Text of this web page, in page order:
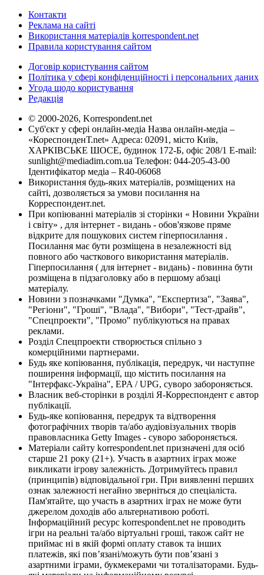
Контакти
Реклама на сайті
Використання матеріалів korrespondent.net
Правила користування сайтом
Договір користування сайтом
Політика у сфері конфіденційності і персональних даних
Угода щодо користування
Редакція
© 2000-2026, Korrespondent.net
Суб'єкт у сфері онлайн-медіа Назва онлайн-медіа –
«КореспонденТ.net» Адреса: 02091, місто Київ,
ХАРКІВСЬКЕ ШОСЕ, будинок 172-Б, офіс 208/1 E-mail:
sunlight@mediadim.com.ua Телефон: 044-205-43-00
Ідентифікатор медіа – R40-06068
Використання будь-яких матеріалів, розміщених на
сайті, дозволяється за умови посилання на
Корреспондент.net.
При копіюванні матеріалів зі сторінки « Новини України
і світу» , для інтернет - видань - обов'язкове пряме
відкрите для пошукових систем гіперпосилання .
Посилання має бути розміщена в незалежності від
повного або часткового використання матеріалів.
Гіперпосилання ( для інтернет - видань) - повинна бути
розміщена в підзаголовку або в першому абзаці
матеріалу.
Новини з позначками "Думка", "Експертиза", "Заява",
"Регіони", "Гроші", "Влада", "Вибори", "Тест-драйв",
"Спецпроекти", "Промо" публікуються на правах
реклами.
Розділ Спецпроекти створюється спільно з
комерційними партнерами.
Будь яке копіювання, публікація, передрук, чи наступне
поширення інформації, що містить посилання на
"Інтерфакс-Україна", EPA / UPG, суворо забороняється.
Власник веб-сторінки в розділі Я-Корреспондент є автор
публікації.
Будь-яке копіювання, передрук та відтворення
фотографічних творів та/або аудіовізуальних творів
правовласника Getty Images - суворо забороняється.
Матеріали сайту korrespondent.net призначені для осіб
старше 21 року (21+). Участь в азартних іграх може
викликати ігрову залежність. Дотримуйтесь правил
(принципів) відповідальної гри. При виявленні перших
ознак залежності негайно зверніться до спеціаліста.
Пам'ятайте, що участь в азартних іграх не може бути
джерелом доходів або альтернативою роботі.
Інформаційний ресурс korrespondent.net не проводить
ігри на реальні та/або віртуальні гроші, також сайт не
приймає ні в якій формі оплату ставок та інших
платежів, які пов’язані/можуть бути пов’язані з
азартними іграми, букмекерами чи тоталізаторами. Будь-